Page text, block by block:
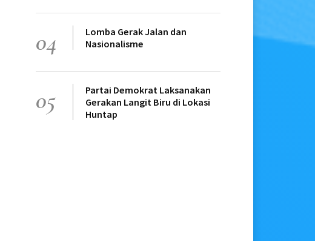
04
Lomba Gerak Jalan dan
Nasionalisme
05
Partai Demokrat Laksanakan
Gerakan Langit Biru di Lokasi
Huntap